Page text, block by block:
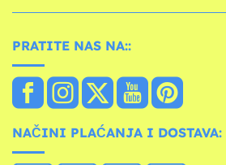
PRATITE NAS NA::
NAČINI PLAĆANJA I DOSTAVA: